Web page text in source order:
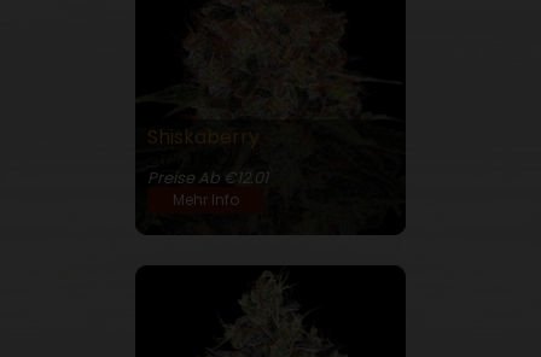
Shiskaberry
Preise Ab €12.01
Mehr Info